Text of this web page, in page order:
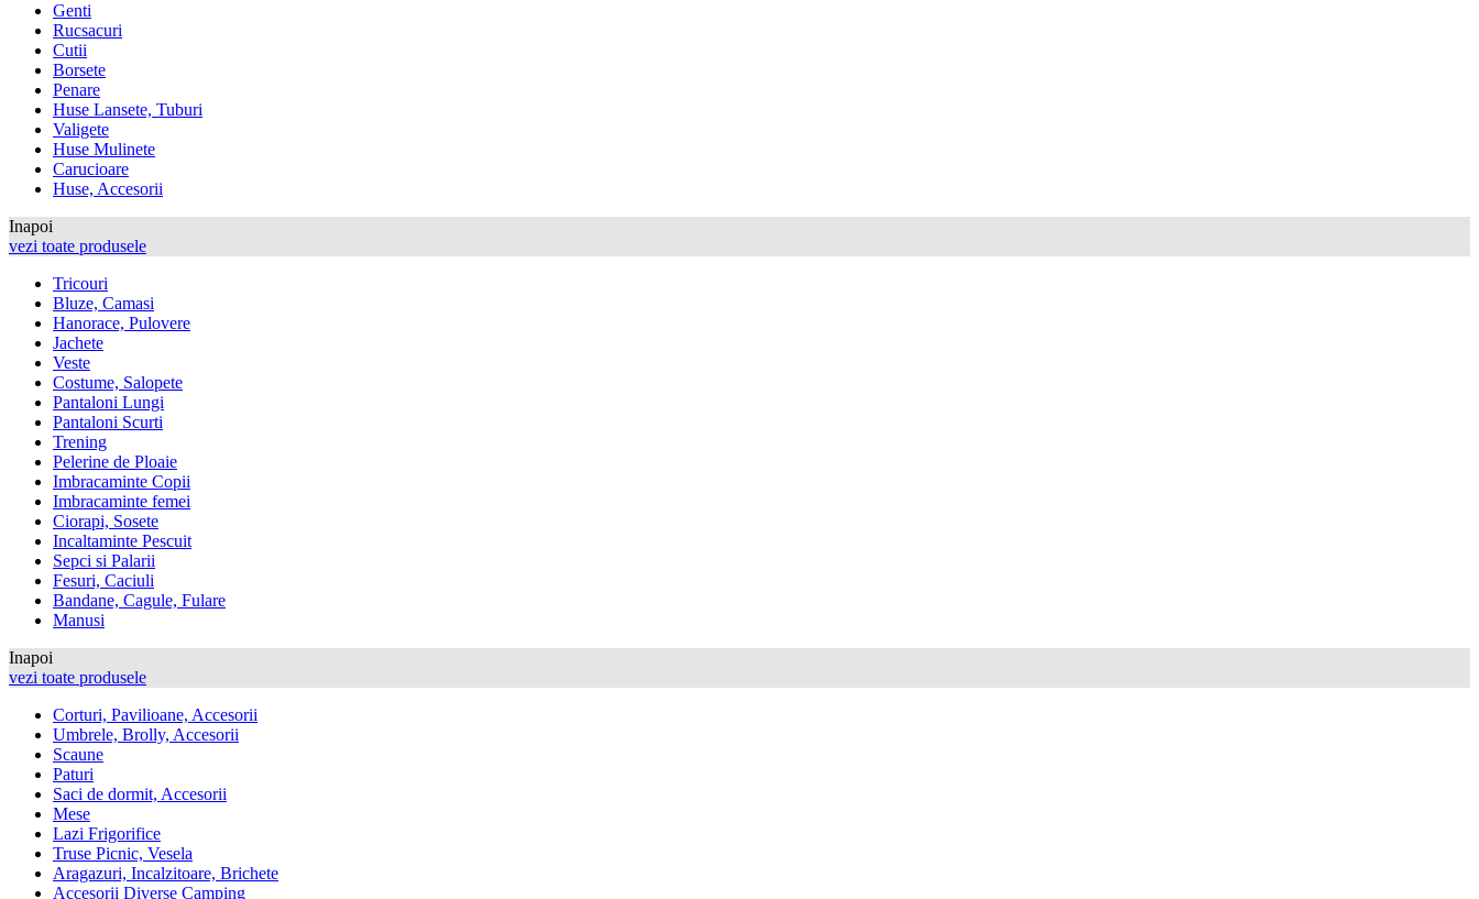
Genti
Rucsacuri
Cutii
Borsete
Penare
Huse Lansete, Tuburi
Valigete
Huse Mulinete
Carucioare
Huse, Accesorii
Inapoi
vezi toate produsele
Tricouri
Bluze, Camasi
Hanorace, Pulovere
Jachete
Veste
Costume, Salopete
Pantaloni Lungi
Pantaloni Scurti
Trening
Pelerine de Ploaie
Imbracaminte Copii
Imbracaminte femei
Ciorapi, Sosete
Incaltaminte Pescuit
Sepci si Palarii
Fesuri, Caciuli
Bandane, Cagule, Fulare
Manusi
Inapoi
vezi toate produsele
Corturi, Pavilioane, Accesorii
Umbrele, Brolly, Accesorii
Scaune
Paturi
Saci de dormit, Accesorii
Mese
Lazi Frigorifice
Truse Picnic, Vesela
Aragazuri, Incalzitoare, Brichete
Accesorii Diverse Camping